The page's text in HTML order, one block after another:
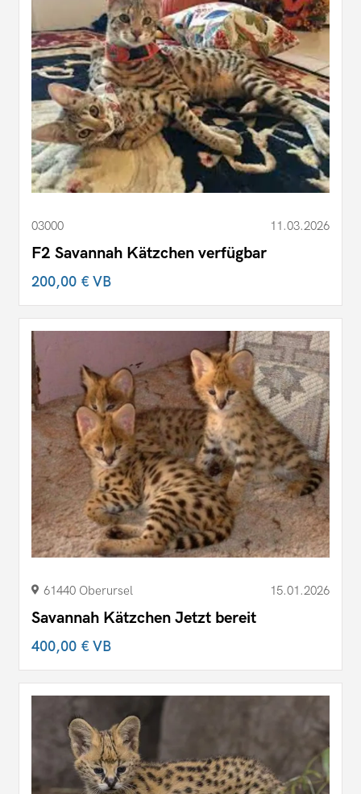
03000 11.03.2026
F2 Savannah Kätzchen verfügbar
200,00 €VB
61440 Oberursel 15.01.2026
Savannah Kätzchen Jetzt bereit
400,00 €VB